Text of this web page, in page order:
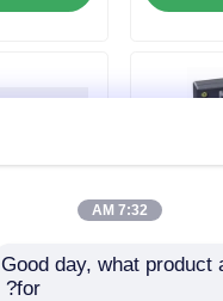
7:32 AM
Good day, what product
for?